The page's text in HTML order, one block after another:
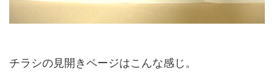
チラシの見開きページはこんな感じ。